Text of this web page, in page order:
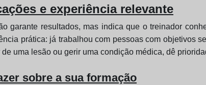
e experiência relevante
garante resultados, mas indica que o treinador
prática: já trabalhou com pessoas com objetivos
uma lesão ou gerir uma condição médica, dê
sobre a sua formação